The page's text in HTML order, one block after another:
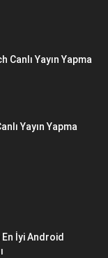
Canlı Yayın Yapma
Yayın Yapma
En İyi Android